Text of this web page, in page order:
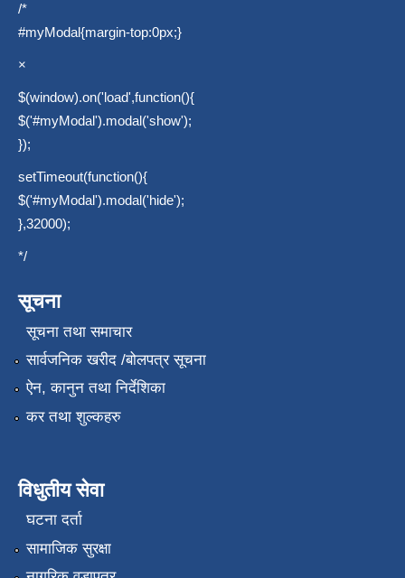
/*
#myModal{margin-top:0px;}
×
$(window).on('load',function(){
$('#myModal').modal('show');
});
setTimeout(function(){
$('#myModal').modal('hide');
},32000);
*/
सूचना
सूचना तथा समाचार
सार्वजनिक खरीद /बोलपत्र सूचना
ऐन, कानुन तथा निर्देशिका
कर तथा शुल्कहरु
विधुतीय सेवा
घटना दर्ता
सामाजिक सुरक्षा